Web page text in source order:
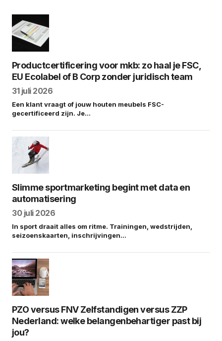
Productcertificering voor mkb: zo haal je FSC,
EU Ecolabel of B Corp zonder juridisch team
31 juli 2026
Een klant vraagt of jouw houten meubels FSC-
gecertificeerd zijn. Je…
Slimme sportmarketing begint met data en
automatisering
30 juli 2026
In sport draait alles om ritme. Trainingen, wedstrijden,
seizoenskaarten, inschrijvingen…
PZO versus FNV Zelfstandigen versus ZZP
Nederland: welke belangenbehartiger past bij
jou?